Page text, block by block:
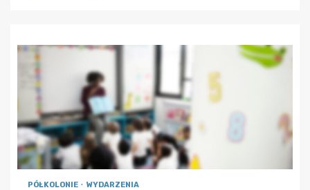
PÓŁKOLONIE WYDARZENIA